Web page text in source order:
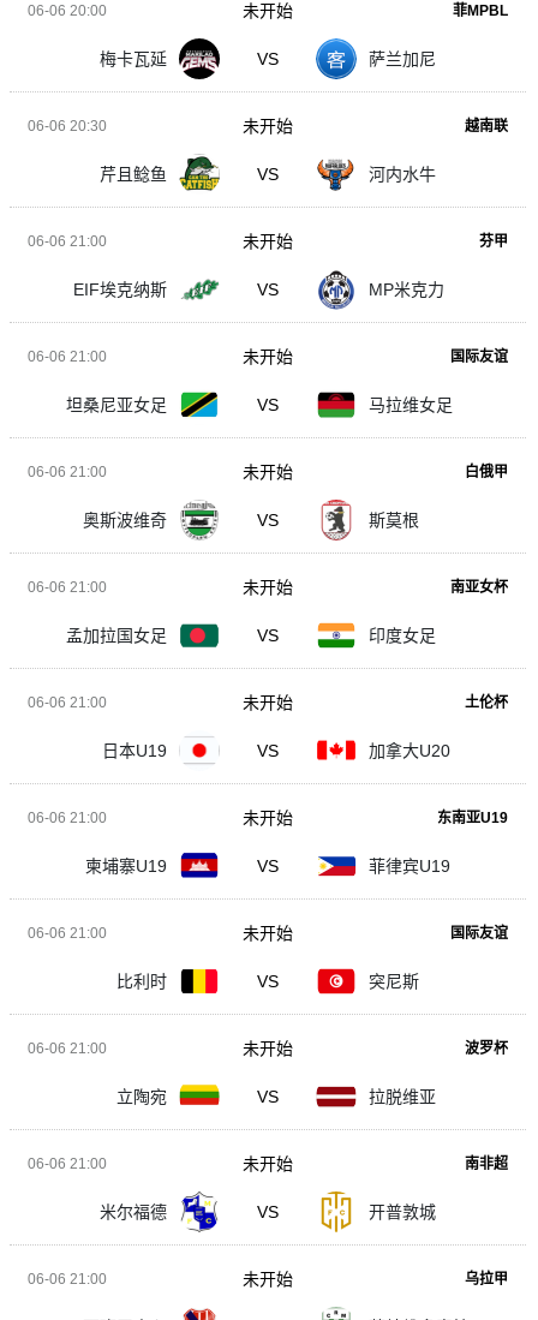
06-06 20:00 菲MPBL
梅卡瓦延 VS 萨兰加尼
未开始
06-06 20:30 越南联
芹且鲶鱼 VS 河内水牛
未开始
06-06 21:00 芬甲
EIF埃克纳斯 VS MP米克力
未开始
06-06 21:00 国际友谊
坦桑尼亚女足 VS 马拉维女足
未开始
06-06 21:00 白俄甲
奥斯波维奇 VS 斯莫根
未开始
06-06 21:00 南亚女杯
孟加拉国女足 VS 印度女足
未开始
06-06 21:00 土伦杯
日本U19 VS 加拿大U20
未开始
06-06 21:00 东南亚U19
柬埔寨U19 VS 菲律宾U19
未开始
06-06 21:00 国际友谊
比利时 VS 突尼斯
未开始
06-06 21:00 波罗杯
立陶宛 VS 拉脱维亚
未开始
06-06 21:00 南非超
米尔福德 VS 开普敦城
未开始
06-06 21:00 乌拉甲
未开始